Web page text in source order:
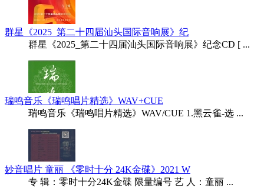
群星《2025_第二十四届汕头国际音响展》纪
群星《2025_第二十四届汕头国际音响展》纪念CD [ ...
瑞鸣音乐《瑞鸣唱片精选》WAV+CUE
瑞鸣音乐《瑞鸣唱片精选》WAV/CUE 1.黑云雀-选 ...
妙音唱片 童丽 《零时十分 24K金碟》2021 W
专 辑：零时十分24K金碟 限量编号 艺 人：童丽 ...